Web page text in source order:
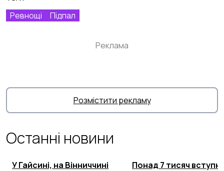
Ревнощі
Підпал
Останні новини
У Гайсині, на Вінниччині
Понад 7 тисяч
Реклама
Розмістити рекламу